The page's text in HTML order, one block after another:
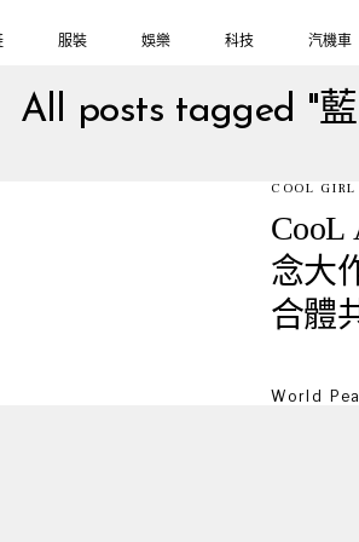
服裝 娛樂 科技 汽機車
All posts tagged "
COOL GIRL
CooL
念大
合體
World